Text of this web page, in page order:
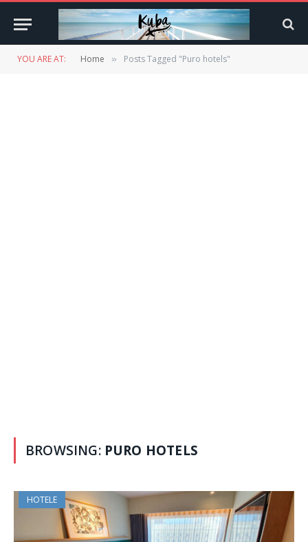
YOU ARE AT: Home » Posts Tagged "Puro hotels"
BROWSING: PURO HOTELS
HOTELE